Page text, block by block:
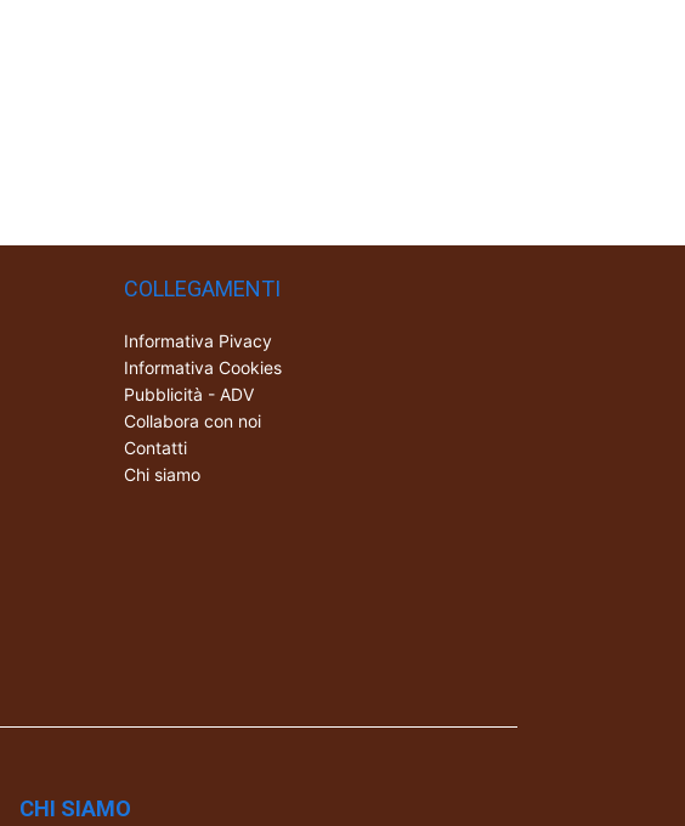
COLLEGAMENTI
Informativa Pivacy
Informativa Cookies
Pubblicità - ADV
Collabora con noi
Contatti
Chi siamo
CHI SIAMO